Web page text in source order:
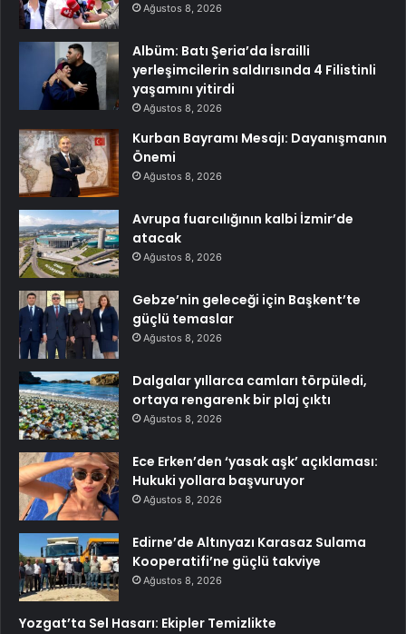
Ağustos 8, 2026
Albüm: Batı Şeria’da İsrailli
yerleşimcilerin saldırısında 4 Filistinli
yaşamını yitirdi
Ağustos 8, 2026
Kurban Bayramı Mesajı: Dayanışmanın
Önemi
Ağustos 8, 2026
Avrupa fuarcılığının kalbi İzmir’de
atacak
Ağustos 8, 2026
Gebze’nin geleceği için Başkent’te
güçlü temaslar
Ağustos 8, 2026
Dalgalar yıllarca camları törpüledi,
ortaya rengarenk bir plaj çıktı
Ağustos 8, 2026
Ece Erken’den ‘yasak aşk’ açıklaması:
Hukuki yollara başvuruyor
Ağustos 8, 2026
Edirne’de Altınyazı Karasaz Sulama
Kooperatifi’ne güçlü takviye
Ağustos 8, 2026
Yozgat’ta Sel Hasarı: Ekipler Temizlikte